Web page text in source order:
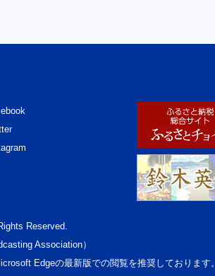
Reserved.
Association）
Edgeの最新版での閲覧を推奨しております。